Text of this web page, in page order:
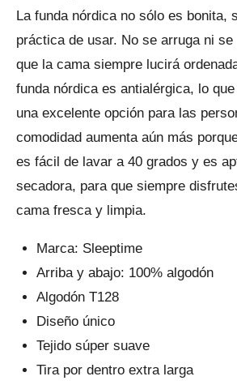
La funda nórdica no sólo es bonita,
práctica de usar. No se arruga ni
que la cama siempre lucirá
funda nórdica es antialérgica, lo
una excelente opción para las
comodidad aumenta aún más
es fácil de lavar a 40 grados y es
secadora, para que siempre
cama fresca y limpia.
Marca: Sleeptime
Arriba y abajo: 100% algodón
Algodón T128
Diseño único
Tejido súper suave
Tira por dentro extra larga